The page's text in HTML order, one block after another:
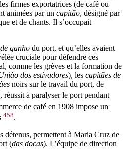
firmes exportatrices (de café ou
animées par un capitão, désigné par
et de chants. Il s’occupait
de ganho du port, et qu’elles avaient
cruciale pour défendre ces
comme les grèves et la formation de
dos estivadores), les capitães de
noirs sur le travail du port, de
à paralyser le port pendant
de café en 1908 impose un
458.
détenus, permettent à Maria Cruz de
(das docas). L’équipe de direction